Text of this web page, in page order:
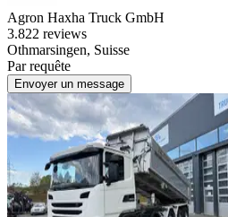
Agron Haxha Truck GmbH
3.822 reviews
Othmarsingen, Suisse
Par requête
Envoyer un message